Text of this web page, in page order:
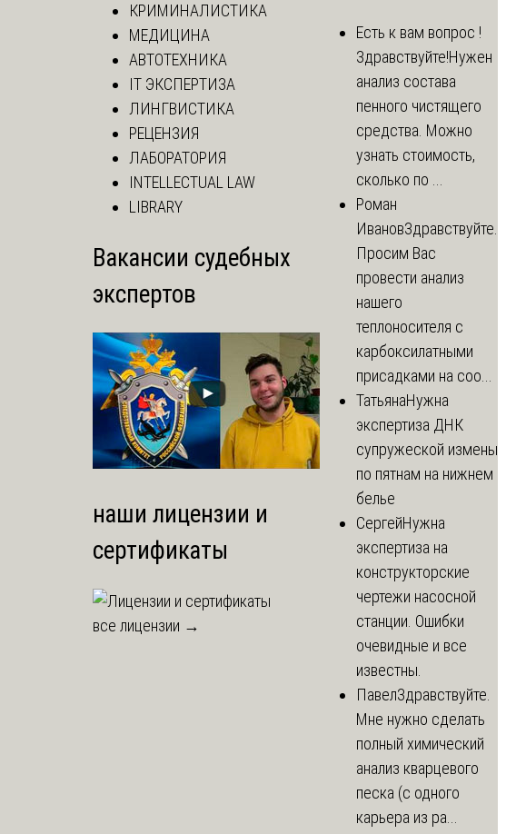
КРИМИНАЛИСТИКА
МЕДИЦИНА
АВТОТЕХНИКА
IT ЭКСПЕРТИЗА
ЛИНГВИСТИКА
РЕЦЕНЗИЯ
ЛАБОРАТОРИЯ
INTELLECTUAL LAW
LIBRARY
Вакансии судебных
экспертов
наши лицензии и
сертификаты
все лицензии →
Есть к вам вопрос !
Здравствуйте!Нужен
анализ состава
пенного чистящего
средства. Можно
узнать стоимость,
сколько по ...
Роман
ИвановЗдравствуйте.
Просим Вас
провести анализ
нашего
теплоносителя с
карбоксилатными
присадками на соо...
ТатьянаНужна
экспертиза ДНК
супружеской измены
по пятнам на нижнем
белье
СергейНужна
экспертиза на
конструкторские
чертежи насосной
станции. Ошибки
очевидные и все
известны.
ПавелЗдравствуйте.
Мне нужно сделать
полный химический
анализ кварцевого
песка (с одного
карьера из ра...